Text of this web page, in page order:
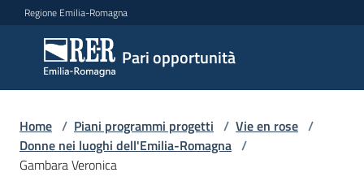
Vai al contenuto
Vai alla navigazione
Vai al footer
Regione Emilia-Romagna
Pari opportunità
Pari
opportunità
Argomenti
Home / Piani programmi progetti / Vie en rose /
Donne nei luoghi dell'Emilia-Romagna /
Gambara Veronica